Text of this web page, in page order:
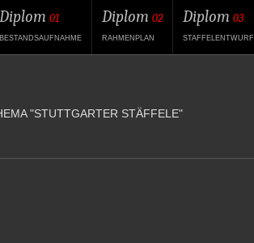
Diplom 01
BESTANDSAUFNAHME
Diplom 02
RAHMENPLAN
Diplom 03
STAFFELENTWURF
"STUTTGARTER STÄFFELE"